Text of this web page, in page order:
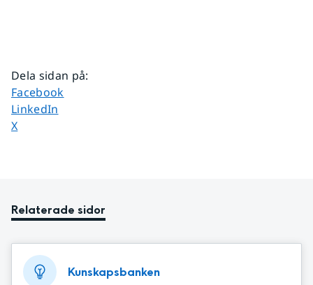
Dela sidan på:
Dela sidan på
Facebook
Dela sidan på
LinkedIn
Dela sidan på
X
Relaterade sidor
Kunskapsbanken